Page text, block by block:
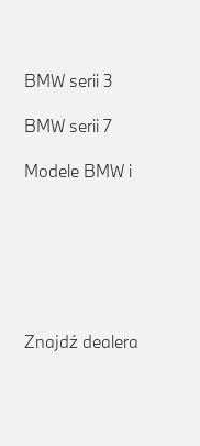
BMW serii 3
BMW serii 7
Modele BMW i
Znajdź dealera